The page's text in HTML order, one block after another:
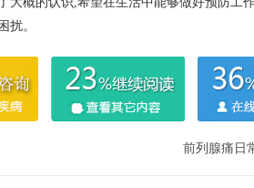
扰。
前列腺痛日